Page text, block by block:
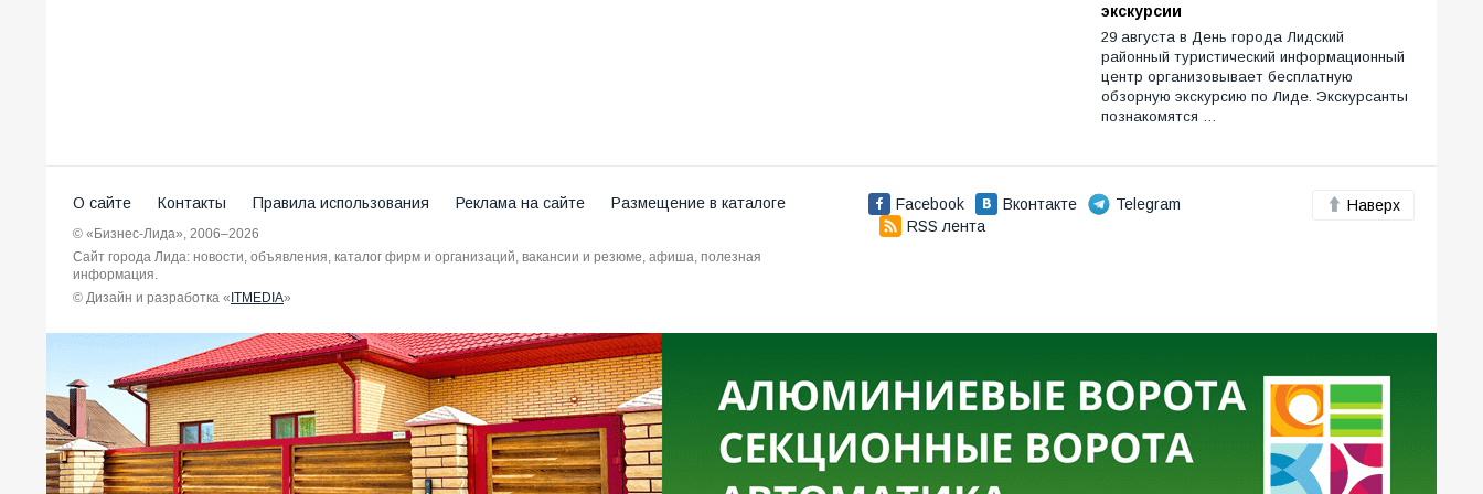
экскурсии
29 августа в День города Лидский
районный туристический информационный
центр организовывает бесплатную
обзорную экскурсию по Лиде. Экскурсанты
познакомятся …
О сайте Контакты Правила использования Реклама на сайте Размещение в каталоге
© «Бизнес-Лида», 2006–2026
Сайт города Лида: новости, объявления, каталог фирм и организаций, вакансии и резюме, афиша, полезная
информация.
© Дизайн и разработка «ITMEDIA»
Facebook Вконтакте
Telegram
RSS лента
Наверх